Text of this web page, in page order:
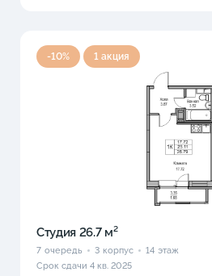
-10% 1 акция
Студия 26.7 м²
7 очередь 3 корпус 14 этаж
Срок сдачи 4 кв. 2025